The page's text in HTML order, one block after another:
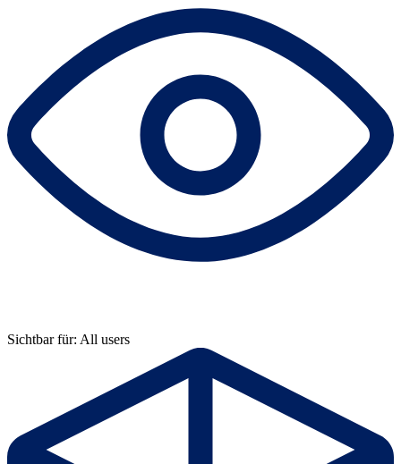
Sichtbar für: All users